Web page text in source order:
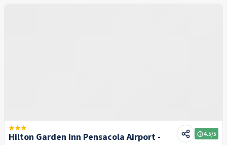
Hilton Garden Inn Pensacola Airport -
4.5/5